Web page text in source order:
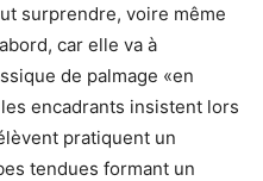
surprendre, voire même
car elle va à
de palmage «en
encadrants insistent lors
pratiquent un
tendues formant un